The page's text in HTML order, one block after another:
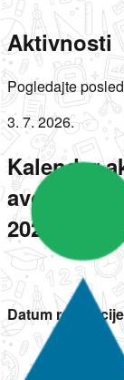
Aktivnosti
Pogledajte
3. 7. 2026.
Kalendar
2025/
Datum realizacije